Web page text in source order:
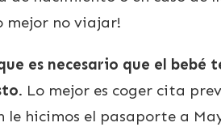
mejor no viajar!
es necesario que el bebé
. Lo mejor es coger cita
hicimos el pasaporte a